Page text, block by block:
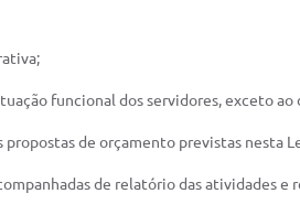
funcional dos servidores, exceto
de orçamento previstas nesta
de relatório das atividades e